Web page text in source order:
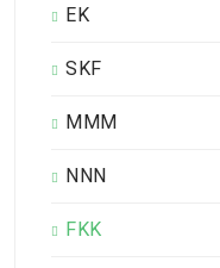
EK
SKF
MMM
NNN
FKK